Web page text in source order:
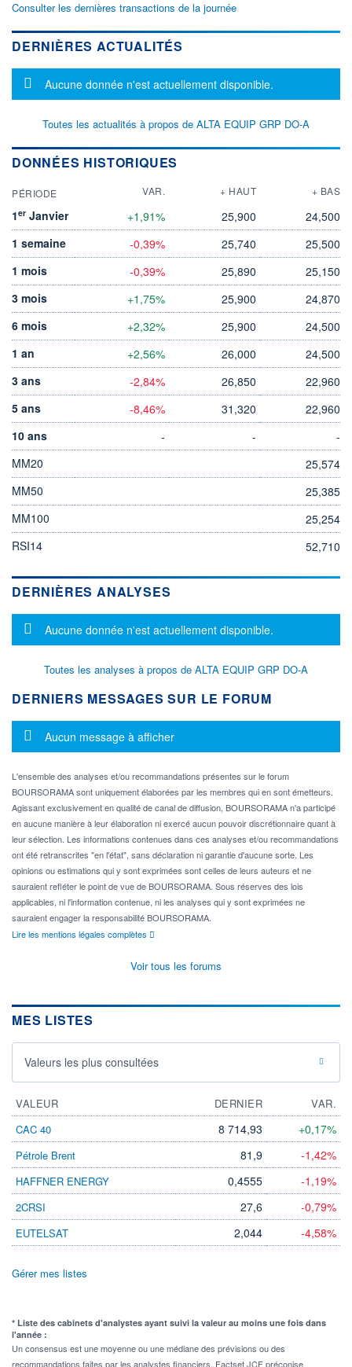
Consulter les dernières transactions de la journée
DERNIÈRES ACTUALITÉS
Message d'information
Aucune donnée n'est actuellement disponible.
Toutes les actualités à propos de ALTA EQUIP GRP DO-A
DONNÉES HISTORIQUES
PÉRIODE VAR. + HAUT + BAS
1er Janvier +1,91% 25,900
24,500
1 semaine
-0,39% 25,740
25,500
1 mois
-0,39% 25,890
25,150
3 mois
+1,75% 25,900
24,870
6 mois
+2,32% 25,900
24,500
1 an
+2,56% 26,000
24,500
3 ans
-2,84% 26,850
22,960
5 ans
-8,46% 31,320
22,960
10 ans
- -
-
MM20
25,574
MM50
25,385
MM100
25,254
RSI14
52,710
DERNIÈRES ANALYSES
Message d'information
Aucune donnée n'est actuellement disponible.
Toutes les analyses à propos de ALTA EQUIP GRP DO-A
DERNIERS MESSAGES SUR LE FORUM
Message d'information
Aucun message à afficher
L'ensemble des analyses et/ou recommandations présentes sur le forum
BOURSORAMA sont uniquement élaborées par les membres qui en sont émetteurs.
Agissant exclusivement en qualité de canal de diffusion, BOURSORAMA n'a participé
en aucune manière à leur élaboration ni exercé aucun pouvoir discrétionnaire quant à
leur sélection. Les informations contenues dans ces analyses et/ou recommandations
ont été retranscrites "en l'état", sans déclaration ni garantie d'aucune sorte. Les
opinions ou estimations qui y sont exprimées sont celles de leurs auteurs et ne
sauraient refléter le point de vue de BOURSORAMA. Sous réserves des lois
applicables, ni l'information contenue, ni les analyses qui y sont exprimées ne
sauraient engager la responsabilité BOURSORAMA.
Lire les mentions légales complètes
Voir tous les forums
MES LISTES
Valeurs les plus consultées
VALEUR DERNIER
VAR.
CAC 40
8 714,93 +0,17%
Pétrole Brent 81,9 -1,42%
HAFFNER ENERGY 0,4555 -1,19%
2CRSI 27,6 -0,79%
EUTELSAT 2,044 -4,58%
Gérer mes listes
* Liste des cabinets d'analystes ayant suivi la valeur au moins une fois dans
l'année :
Un consensus est une moyenne ou une médiane des prévisions ou des
recommandations faites par les analystes financiers. Factset JCF préconise